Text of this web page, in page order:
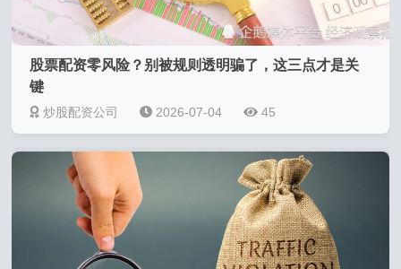
股票配资零风险？别被规则透明骗了，这三点才是关
键
炒股配资公司 2026-07-04 45